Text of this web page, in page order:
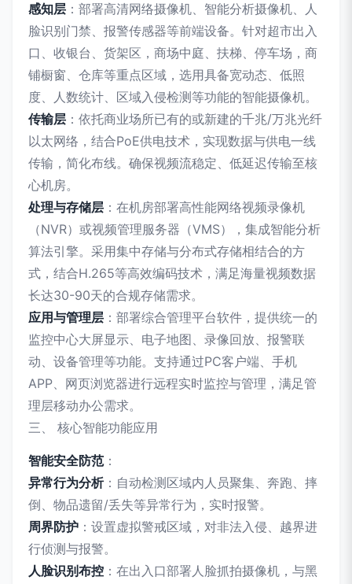
感知层 ：部署高清网络摄像机、智能分析摄像机、人
脸识别门禁、报警传感器等前端设备。针对超市出入
口、收银台、货架区，商场中庭、扶梯、停车场，商
铺橱窗、仓库等重点区域，选用具备宽动态、低照
度、人数统计、区域入侵检测等功能的智能摄像机。
传输层 ：依托商业场所已有的或新建的千兆/万兆光纤
以太网络，结合PoE供电技术，实现数据与供电一线
传输，简化布线。确保视频流稳定、低延迟传输至核
心机房。
处理与存储层 ：在机房部署高性能网络视频录像机
（NVR）或视频管理服务器（VMS），集成智能分析
算法引擎。采用集中存储与分布式存储相结合的方
式，结合H.265等高效编码技术，满足海量视频数据
长达30-90天的合规存储需求。
应用与管理层 ：部署综合管理平台软件，提供统一的
监控中心大屏显示、电子地图、录像回放、报警联
动、设备管理等功能。支持通过PC客户端、手机
APP、网页浏览器进行远程实时监控与管理，满足管
理层移动办公需求。
三、 核心智能功能应用
智能安全防范：
异常行为分析：自动检测区域内人员聚集、奔跑、摔
倒、物品遗留/丢失等异常行为，实时报警。
周界防护 ：设置虚拟警戒区域，对非法入侵、越界进
行侦测与报警。
人脸识别布控 ：在出入口部署人脸抓拍摄像机，与黑